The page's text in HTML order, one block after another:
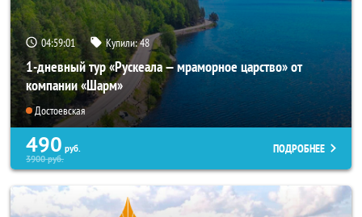
04:59:01 Купили:48
1-дневный тур «Рускеала — мраморное царство» от
компании «Шарм»
Достоевская
490 руб.
3900руб.
ПОДРОБНЕЕ